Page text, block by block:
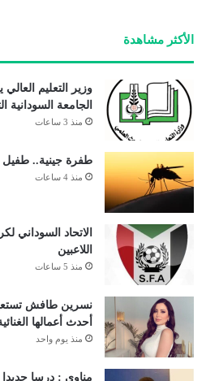
الأكثر مشاهدة
وزير التعليم
الجامعة السودانية
منذ 3 ساعات
طفرة جينية.. طفيل
منذ 4 ساعات
الاتحاد السوداني
اللاعبين
منذ 5 ساعات
نسرين طافش
أحدث أعمالها
منذ يوم واحد
مناوي : درسا